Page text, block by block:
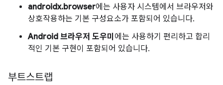
androidx.browser에는 사용자 시스템에서 브라우저와
상호작용하는 기본 구성요소가 포함되어 있습니다.
Android 브라우저 도우미 에는 사용하기 편리하고 합리
적인 기본 구현이 포함되어 있습니다.
부트스트랩